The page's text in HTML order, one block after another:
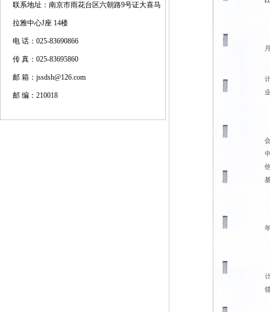
联系地址：南京市雨花台区六朝路9号证大喜马
拉雅中心J座 14楼
电 话：025-83690866
传 真：025-83695860
邮 箱：jssdsh@126.com
邮 编：210018